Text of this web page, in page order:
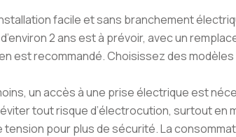
facile et sans branchement
2 ans est à prévoir, avec un
est recommandé. Choisissez des
un accès à une prise électrique est
tout risque d’électrocution, surtout en
pour plus de sécurité. La